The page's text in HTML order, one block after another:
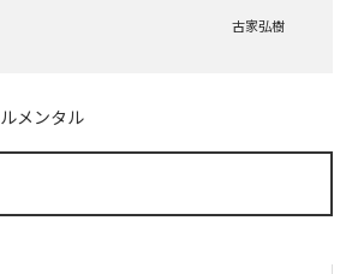
古家弘樹
メンタル